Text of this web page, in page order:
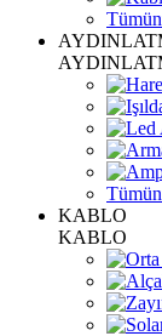
KABLO
KABLO